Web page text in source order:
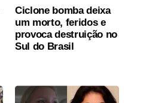
Ciclone bomba deixa
um morto, feridos e
provoca destruição no
Sul do Brasil